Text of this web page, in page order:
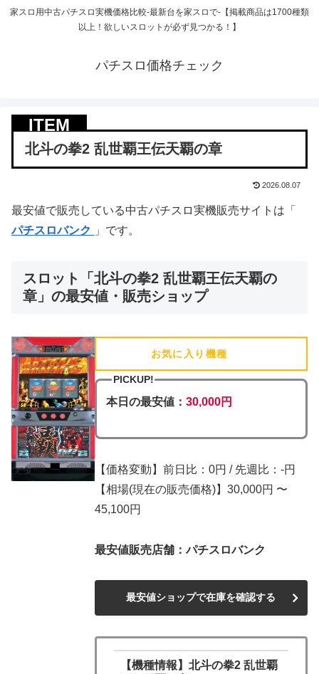
家スロ用中古パチスロ実機価格比較-最新台を家スロで-【掲載商品は1700種類
以上！欲しいスロットが必ず見つかる！】
パチスロ価格チェック
北斗の拳2 乱世覇王伝天覇の章
2026.08.07
最安値で販売している中古パチスロ実機販売サイトは「
パチスロバンク
」です。
スロット「北斗の拳2 乱世覇王伝天覇の
章」の最安値・販売ショップ
お気に入り機種
PICKUP!
本日の最安値： 30,000円
【価格変動】前日比：0円 / 先週比：-円
【相場(現在の販売価格)】30,000円 〜
45,100円
最安値販売店舗：パチスロバンク
最安値ショップで在庫を確認する
【機種情報】北斗の拳2 乱世覇